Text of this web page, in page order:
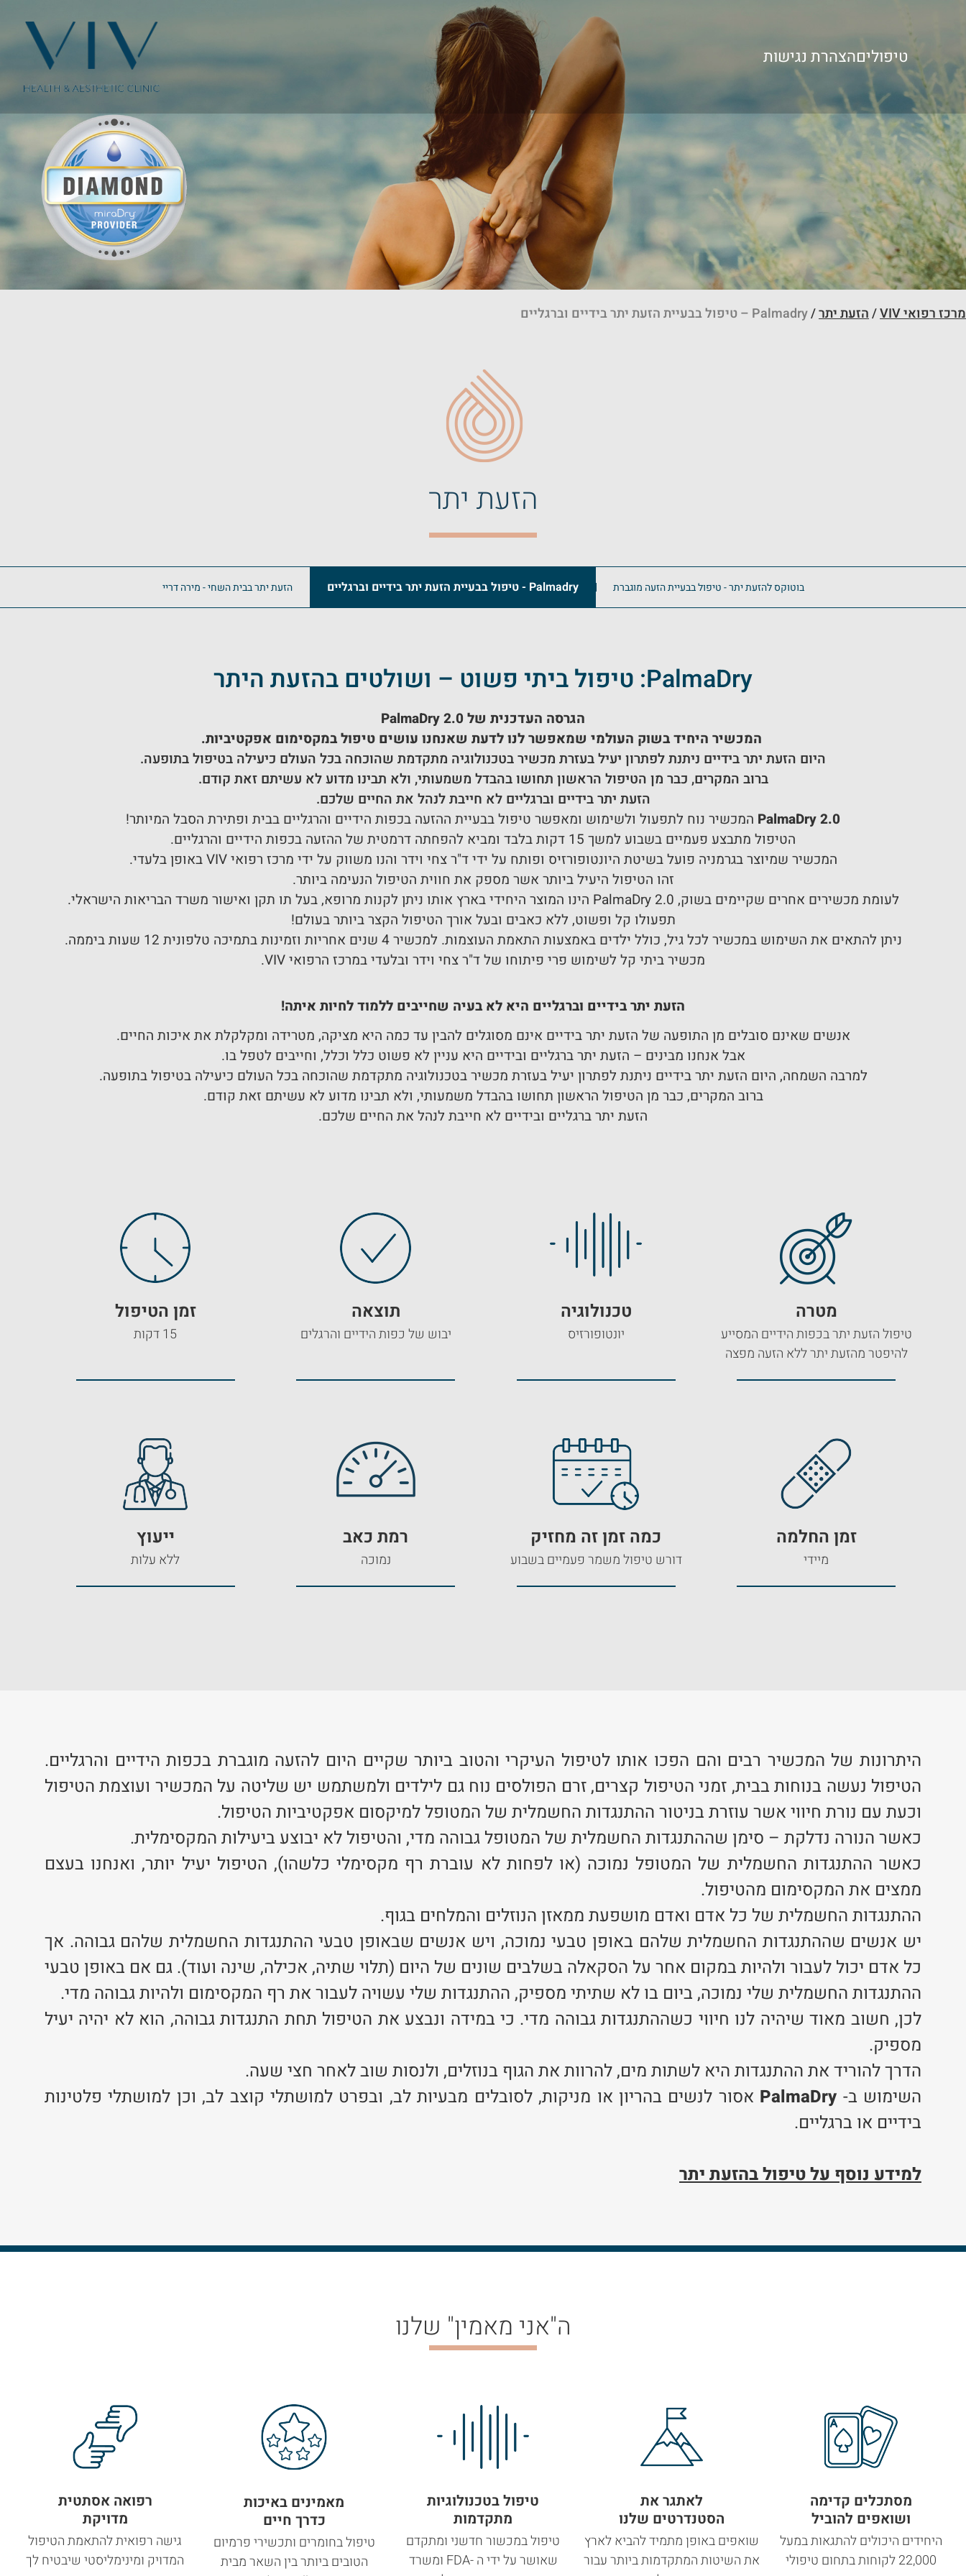
טיפוליםהצהרת נגישות
מרכז רפואי VIV /הזעת יתר/Palmadry – טיפול בבעיית הזעת יתר בידיים וברגליים
הזעת יתר
בוטוקס להזעת יתר - טיפול בבעיית הזעה מוגברת Palmadry - טיפול בבעיית הזעת יתר בידיים וברגליים הזעת יתר בבית השחי - מירה דריי
PalmaDry: טיפול ביתי פשוט – ושולטים בהזעת היתר
הגרסה העדכנית של 2.0
המכשיר היחיד בשוק העולמי שמאפשר לנו לדעת שאנחנו עושים טיפול במקסימום אפקטיביות.
היום הזעת יתר בידיים ניתנת לפתרון יעיל בעזרת מכשיר בטכנולוגיה מתקדמת שהוכחה בכל העולם כיעילה בטיפול בתופעה.
ברוב המקרים, כבר מן הטיפול הראשון תחושו בהבדל משמעותי, ולא תבינו מדוע לא עשיתם זאת קודם.
הזעת יתר בידיים וברגליים לא חייבת לנהל את החיים שלכם.
PalmaDry 2.0 המכשיר נוח לתפעול ולשימוש ומאפשר טיפול בבעיית ההזעה בכפות הידיים והרגליים בבית ופתירת הסבל המיותר!
הטיפול מתבצע פעמיים בשבוע למשך 15 דקות בלבד ומביא להפחתה דרמטית של ההזעה בכפות הידיים והרגליים.
המכשיר שמיוצר בגרמניה פועל בשיטת היונטופורזיס ופותח על ידי ד"ר צחי וידר והנו משווק על ידי מרכז רפואי VIV באופן בלעדי.
זהו הטיפול היעיל ביותר אשר מספק את חווית הטיפול הנעימה ביותר.
לעומת מכשירים אחרים שקיימים בשוק, PalmaDry 2.0 הינו המוצר היחידי בארץ אותו ניתן לקנות מרופא, בעל תו תקן ואישור משרד הבריאות הישראלי.
תפעולו קל ופשוט, ללא כאבים ובעל אורך הטיפול הקצר ביותר בעולם!
ניתן להתאים את השימוש במכשיר לכל גיל, כולל ילדים באמצעות התאמת העוצמות. למכשיר 4 שנים אחריות וזמינות בתמיכה טלפונית 12 שעות ביממה.
מכשיר ביתי קל לשימוש פרי פיתוחו של ד"ר צחי וידר ובלעדי במרכז הרפואי VIV.
הזעת יתר בידיים וברגליים היא לא בעיה שחייבים ללמוד לחיות איתה!
אנשים שאינם סובלים מן התופעה של הזעת יתר בידיים אינם מסוגלים להבין עד כמה היא מציקה, מטרידה ומקלקלת את איכות החיים.
אבל אנחנו מבינים – הזעת יתר ברגליים ובידיים היא עניין לא פשוט כלל וכלל, וחייבים לטפל בו.
למרבה השמחה, היום הזעת יתר בידיים ניתנת לפתרון יעיל בעזרת מכשיר בטכנולוגיה מתקדמת שהוכחה בכל העולם כיעילה בטיפול בתופעה.
ברוב המקרים, כבר מן הטיפול הראשון תחושו בהבדל משמעותי, ולא תבינו מדוע לא עשיתם זאת קודם.
הזעת יתר ברגליים ובידיים לא חייבת לנהל את החיים שלכם.
מטרה
טיפול הזעת יתר בכפות הידיים המסייע
להיפטר מהזעת יתר ללא הזעה מפצה
טכנולוגיה
יונטופורזיס
תוצאה
יבוש של כפות הידיים והרגלים
זמן הטיפול
15 דקות
זמן החלמה
מיידי
כמה זמן זה מחזיק
דורש טיפול משמר פעמיים בשבוע
רמת כאב
נמוכה
ייעוץ
ללא עלות
היתרונות של המכשיר רבים והם הפכו אותו לטיפול העיקרי והטוב ביותר שקיים היום להזעה מוגברת בכפות הידיים והרגליים.
הטיפול נעשה בנוחות בבית, זמני הטיפול קצרים, זרם הפולסים נוח גם לילדים ולמשתמש יש שליטה על המכשיר ועוצמת הטיפול
וכעת עם נורת חיווי אשר עוזרת בניטור ההתנגדות החשמלית של המטופל למיקסום אפקטיביות הטיפול.
כאשר הנורה נדלקת – סימן שההתנגדות החשמלית של המטופל גבוהה מדי, והטיפול לא יבוצע ביעילות המקסימלית.
כאשר ההתנגדות החשמלית של המטופל נמוכה (או לפחות לא עוברת רף מקסימלי כלשהו), הטיפול יעיל יותר, ואנחנו בעצם
ממצים את המקסימום מהטיפול.
ההתנגדות החשמלית של כל אדם ואדם מושפעת ממאזן הנוזלים והמלחים בגוף.
יש אנשים שההתנגדות החשמלית שלהם באופן טבעי נמוכה, ויש אנשים שבאופן טבעי ההתנגדות החשמלית שלהם גבוהה. אך
כל אדם יכול לעבור ולהיות במקום אחר על הסקאלה בשלבים שונים של היום (תלוי שתיה, אכילה, שינה ועוד). גם אם באופן טבעי
ההתנגדות החשמלית שלי נמוכה, ביום בו לא שתיתי מספיק, ההתנגדות שלי עשויה לעבור את רף המקסימום ולהיות גבוהה מדי.
לכן, חשוב מאוד שיהיה לנו חיווי כשההתנגדות גבוהה מדי. כי במידה ונבצע את הטיפול תחת התנגדות גבוהה, הוא לא יהיה יעיל
מספיק.
הדרך להוריד את ההתנגדות היא לשתות מים, להרוות את הגוף בנוזלים, ולנסות שוב לאחר חצי שעה.
השימוש ב- PalmaDry אסור לנשים בהריון או מניקות, לסובלים מבעיות לב, ובפרט למושתלי קוצב לב, וכן למושתלי פלטינות
בידיים או ברגליים.
למידע נוסף על טיפול בהזעת יתר
ה"אני מאמין" שלנו
מסתכלים קדימה
ושואפים להוביל
היחידים היכולים להתגאות במעל
22,000 לקוחות בתחום טיפולי
לאתגר את
הסטנדרטים שלנו
שואפים באופן מתמיד להביא לארץ
את השיטות המתקדמות ביותר עבור
טיפול בטכנולוגיות
מתקדמות
טיפול במכשור חדשני ומתקדם
שאושר על ידי ה -FDA ומשרד
מאמינים באיכות
כדרך חיים
טיפול בחומרים ותכשירי פרמיום
הטובים ביותר בין השאר מבית
רפואה אסתטית
מדויקת
גישה רפואית להתאמת הטיפול
המדויק ומינימליסטי שיבטיח לך